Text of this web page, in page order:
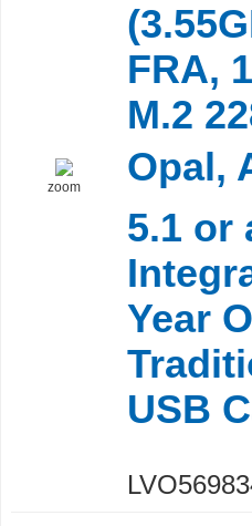
zoom
FRA,
M.2
Opal,
5.1 or
Year
USB